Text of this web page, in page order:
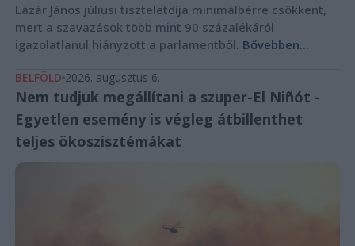
Lázár János júliusi tiszteletdíja minimálbérre csökkent,
mert a szavazások több mint 90 százalékáról
igazolatlanul hiányzott a parlamentből. Bővebben...
BELFÖLD 2026. augusztus 6.
Nem tudjuk megállítani a szuper-El Niñót -
Egyetlen esemény is végleg átbillenthet
teljes ökoszisztémákat